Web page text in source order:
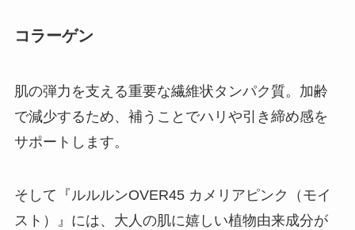
コラーゲン
肌の弾力を支える重要な繊維状タンパク質。加齢
で減少するため、補うことでハリや引き締め感を
サポートします。
そして『ルルルンOVER45 カメリアピンク（モイ
スト）』には、大人の肌に嬉しい植物由来成分が